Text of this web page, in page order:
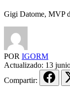
Gigi Datome, MVP
POR IGORM
Actualizado: 13
Compartir: